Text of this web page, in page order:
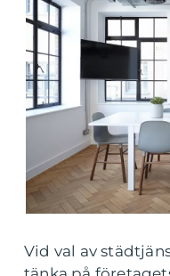
Vid val av